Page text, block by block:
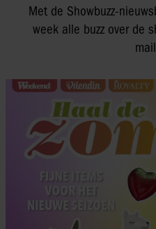
Met de Showbuzz-
week alle buzz over de